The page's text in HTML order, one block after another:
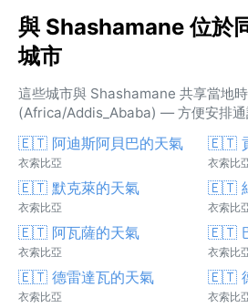
與 Shashamane 位於
城市
這些城市與 Shashamane 共享當地
(Africa/Addis_Ababa) — 方便安排通
🇪🇹 阿迪斯阿貝巴的天氣
衣索比亞
🇪🇹
衣索比
🇪🇹 默克萊的天氣
衣索比亞
🇪🇹
衣索比
🇪🇹 阿瓦薩的天氣
衣索比亞
🇪🇹
衣索比
🇪🇹 德雷達瓦的天氣
衣索比亞
🇪🇹
衣索比